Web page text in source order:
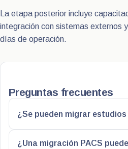
La etapa posterior incluye
integración con sistemas externos
días de operación.
Preguntas frecuentes
¿Se pueden migrar
¿Una migración PACS